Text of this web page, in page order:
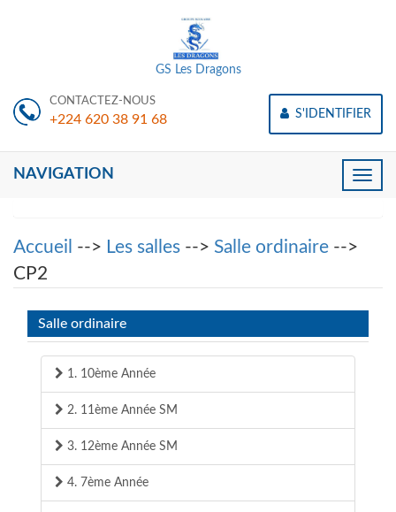
GS Les Dragons
CONTACTEZ-NOUS
+224 620 38 91 68 S'IDENTIFIER
Toggle
NAVIGATION
Accueil --> Les salles --> Salle ordinaire -->
CP2
Salle ordinaire
1. 10ème Année
2. 11ème Année SM
3. 12ème Année SM
4. 7ème Année